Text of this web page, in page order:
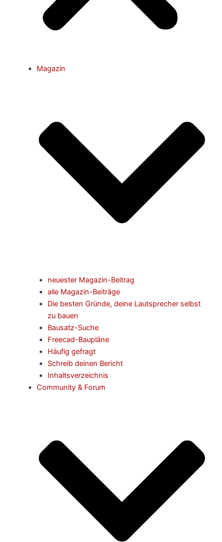
Magazin
neuester Magazin-Beitrag
alle Magazin-Beiträge
Die besten Gründe, deine Lautsprecher selbst
zu bauen
Bausatz-Suche
Freecad-Baupläne
Häufig gefragt
Schreib deinen Bericht
Inhaltsverzeichnis
Community & Forum